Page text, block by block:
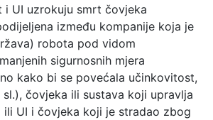
UI uzrokuju smrt čovjeka
između kompanije koja je
robota pod vidom
sigurnosnih mjera
kako bi se povećala učinkovitost,
čovjeka ili sustava koji upravlja
UI i čovjeka koji je stradao zbog